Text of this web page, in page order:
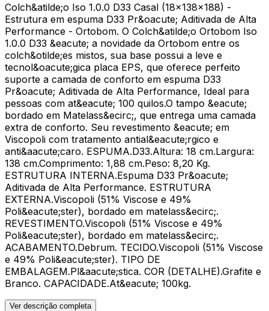
Colch&atilde;o Iso 1.0.0 D33 Casal (18x138x188) -
Estrutura em espuma D33 Pr&oacute; Aditivada de Alta
Performance - Ortobom. O Colch&atilde;o Ortobom Iso
1.0.0 D33 &eacute; a novidade da Ortobom entre os
colch&otilde;es mistos, sua base possui a leve e
tecnol&oacute;gica placa EPS, que oferece perfeito
suporte a camada de conforto em espuma D33
Pr&oacute; Aditivada de Alta Performance, Ideal para
pessoas com at&eacute; 100 quilos.O tampo &eacute;
bordado em Matelass&ecirc;, que entrega uma camada
extra de conforto. Seu revestimento &eacute; em
Viscopoli com tratamento antial&eacute;rgico e
anti&aacute;caro. ESPUMA.D33.Altura: 18 cm.Largura:
138 cm.Comprimento: 1,88 cm.Peso: 8,20 Kg.
ESTRUTURA INTERNA.Espuma D33 Pr&oacute;
Aditivada de Alta Performance. ESTRUTURA
EXTERNA.Viscopoli (51% Viscose e 49%
Poli&eacute;ster), bordado em matelass&ecirc;.
REVESTIMENTO.Viscopoli (51% Viscose e 49%
Poli&eacute;ster), bordado em matelass&ecirc;.
ACABAMENTO.Debrum. TECIDO.Viscopoli (51% Viscose
e 49% Poli&eacute;ster). TIPO DE
EMBALAGEM.Pl&aacute;stica. COR (DETALHE).Grafite e
Branco. CAPACIDADE.At&eacute; 100kg.
Ver descrição completa